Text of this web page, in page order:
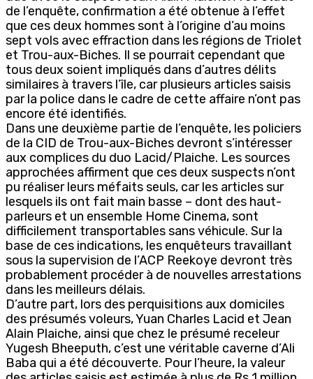
de l’enquête, confirmation a été obtenue à l’effet
que ces deux hommes sont à l’origine d’au moins
sept vols avec effraction dans les régions de Triolet
et Trou-aux-Biches. Il se pourrait cependant que
tous deux soient impliqués dans d’autres délits
similaires à travers l’île, car plusieurs articles saisis
par la police dans le cadre de cette affaire n’ont pas
encore été identifiés.
Dans une deuxième partie de l’enquête, les policiers
de la CID de Trou-aux-Biches devront s’intéresser
aux complices du duo Lacid/Plaiche. Les sources
approchées affirment que ces deux suspects n’ont
pu réaliser leurs méfaits seuls, car les articles sur
lesquels ils ont fait main basse – dont des haut-
parleurs et un ensemble Home Cinema, sont
difficilement transportables sans véhicule. Sur la
base de ces indications, les enquêteurs travaillant
sous la supervision de l’ACP Reekoye devront très
probablement procéder à de nouvelles arrestations
dans les meilleurs délais.
D’autre part, lors des perquisitions aux domiciles
des présumés voleurs, Yuan Charles Lacid et Jean
Alain Plaiche, ainsi que chez le présumé receleur
Yugesh Bheeputh, c’est une véritable caverne d’Ali
Baba qui a été découverte. Pour l’heure, la valeur